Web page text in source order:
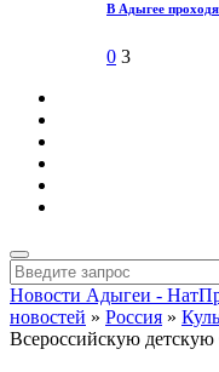
В Адыгее
0 3
Новости Адыгеи -
новостей » Россия »
Всероссийскую